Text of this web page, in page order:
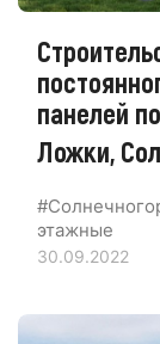
панелей
Ложки,
этажные
30.09.2022